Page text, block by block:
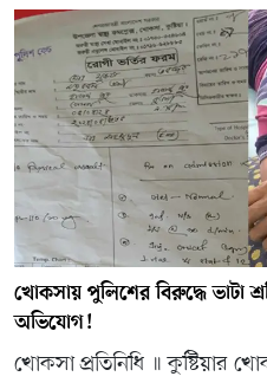
খোকসায় পুলিশের বিরুদ্ধে ভাটা
অভিযোগ!
খোকসা প্রতিনিধি ॥ কুষ্টিয়ার